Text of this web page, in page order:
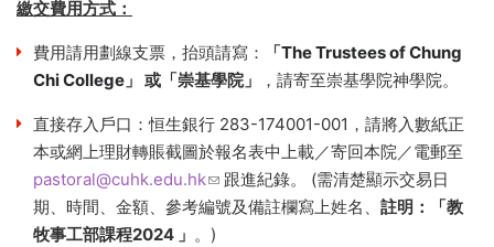
繳交費用方式：
費用請用劃線支票，抬頭請寫： 「The Trustees of Chung
Chi College 」 或「崇基學院」 ，請寄至崇基學院神學院。
直接存入戶口：恒生銀行 283-174001-001，請將入數紙正
本或網上理財轉賬截圖於報名表中上載／寄回本院／電郵至
pastoral@cuhk.edu.hk(link sends e-mail)
跟進紀錄。 (需清楚顯示交易日
期、時間、金額、參考編號及備註欄寫上姓名、 註明：「教
牧事工部課程2024 」 。)